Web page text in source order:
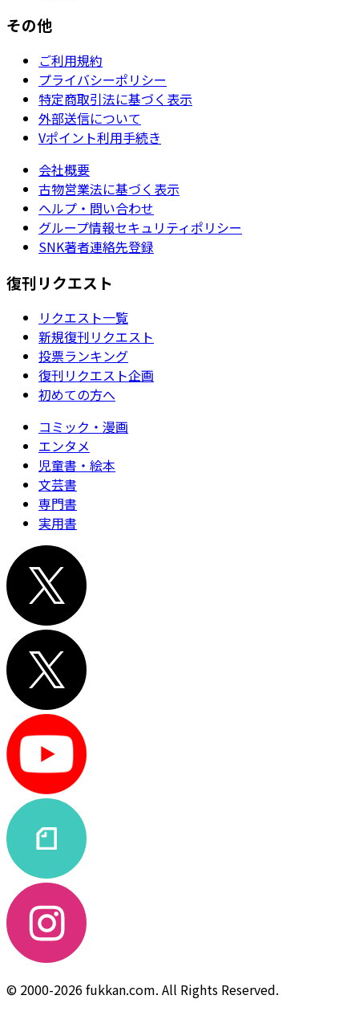
その他
ご利用規約
プライバシーポリシー
特定商取引法に基づく表示
外部送信について
Vポイント利用手続き
会社概要
古物営業法に基づく表示
ヘルプ・問い合わせ
グループ情報セキュリティポリシー
SNK著者連絡先登録
復刊リクエスト
リクエスト一覧
新規復刊リクエスト
投票ランキング
復刊リクエスト企画
初めての方へ
コミック・漫画
エンタメ
児童書・絵本
文芸書
専門書
実用書
© 2000-2026 fukkan.com. All Rights Reserved.